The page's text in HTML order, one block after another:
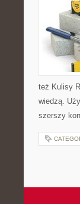
też Kulisy
wiedzą.
szerszy